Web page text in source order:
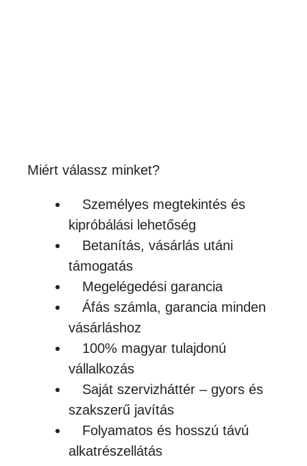
Miért válassz minket?
Személyes megtekintés és
kipróbálási lehetőség
Betanítás, vásárlás utáni
támogatás
Megelégedési garancia
Áfás számla, garancia minden
vásárláshoz
100% magyar tulajdonú
vállalkozás
Saját szervizháttér – gyors és
szakszerű javítás
Folyamatos és hosszú távú
alkatrészellátás